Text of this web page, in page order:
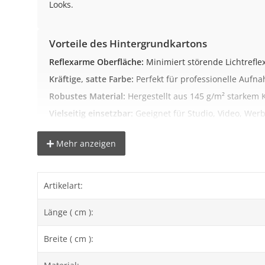
Looks.
Vorteile des Hintergrundkartons
Reflexarme Oberfläche: Minimiert störende
Kräftige, satte Farbe: Perfekt für professionelle
Robustes Material: Hergestellt aus 145 g/m² starkem
Vielseitig einsetzbar: Geeignet für Studio, Video,
Integrierter Pappkern:
Wir versuchen die Artikel bestmöglich abzubilden.
Material:Hochwertiger Karton (145 g/m²)
Größe Breite:
Mehr anzeigen
Artikelart:
Länge ( cm ):
Breite ( cm ):